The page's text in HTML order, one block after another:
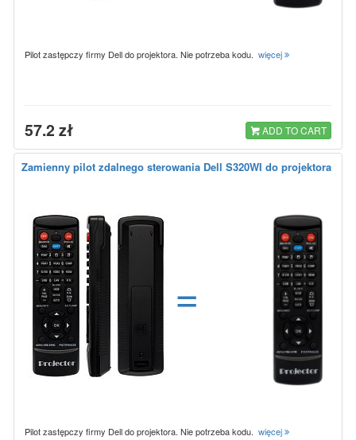
Pilot zastępczy firmy Dell do projektora. Nie potrzeba kodu. więcej
57.2 zł ADD TO CART
Zamienny pilot zdalnego sterowania Dell S320WI do projektora
=
Pilot zastępczy firmy Dell do projektora. Nie potrzeba kodu. więcej